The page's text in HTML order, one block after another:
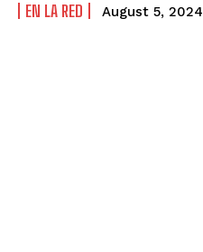
EN LA RED August 5, 2024